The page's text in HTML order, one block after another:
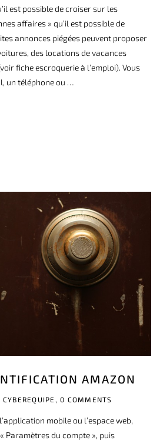
est possible de croiser sur les
affaires » qu’il est possible de
annonces piégées peuvent proposer
des locations de vacances
fiche escroquerie à l’emploi). Vous
un téléphone ou …
AMAZON
CYBEREQUIPE, 0 COMMENTS
mobile ou l’espace web,
Paramètres du compte », puis